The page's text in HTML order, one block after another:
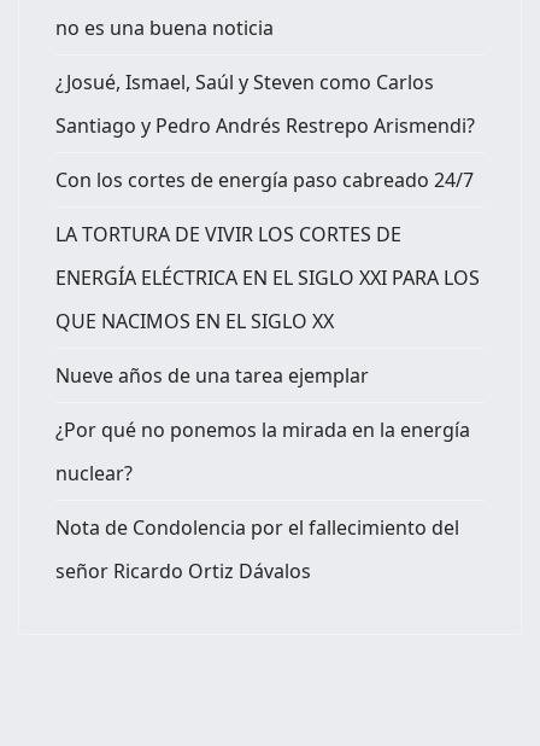
no es una buena noticia
¿Josué, Ismael, Saúl y Steven como Carlos
Santiago y Pedro Andrés Restrepo Arismendi?
Con los cortes de energía paso cabreado 24/7
LA TORTURA DE VIVIR LOS CORTES DE
ENERGÍA ELÉCTRICA EN EL SIGLO XXI PARA LOS
QUE NACIMOS EN EL SIGLO XX
Nueve años de una tarea ejemplar
¿Por qué no ponemos la mirada en la energía
nuclear?
Nota de Condolencia por el fallecimiento del
señor Ricardo Ortiz Dávalos